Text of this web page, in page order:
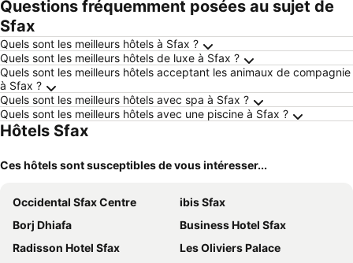
Questions fréquemment posées au sujet de
Sfax
Quels sont les meilleurs hôtels à Sfax ?
Quels sont les meilleurs hôtels de luxe à Sfax ?
Quels sont les meilleurs hôtels acceptant les animaux de compagnie
à Sfax ?
Quels sont les meilleurs hôtels avec spa à Sfax ?
Quels sont les meilleurs hôtels avec une piscine à Sfax ?
Hôtels Sfax
Ces hôtels sont susceptibles de vous intéresser...
Occidental Sfax Centre
ibis Sfax
Borj Dhiafa
Business Hotel Sfax
Radisson Hotel Sfax
Les Oliviers Palace